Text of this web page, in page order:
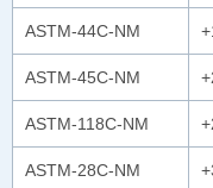
ASTM-44C-NM
ASTM-45C-NM
ASTM-118C-NM
ASTM-28C-NM